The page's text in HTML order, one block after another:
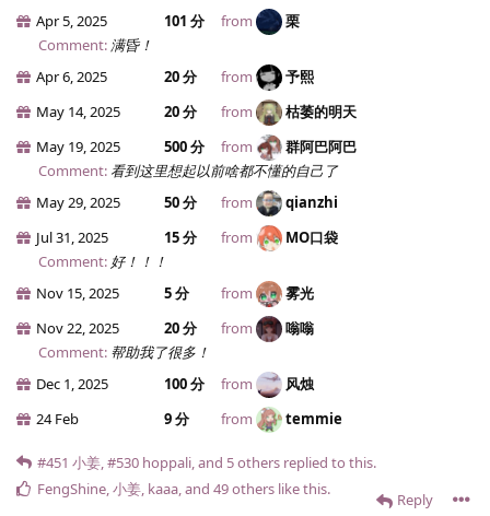
Apr 5, 2025
101 分 from
栗
Comment: 满昏！
Apr 6, 2025
20 分 from
予熙
May 14, 2025
20 分 from
枯萎的明天
May 19, 2025
500 分 from
群阿巴阿巴
Comment: 看到这里想起以前啥都不懂的自己了
May 29, 2025
50 分 from
qianzhi
Jul 31, 2025
15 分 from
MO口袋
Comment: 好！！！
Nov 15, 2025
5 分 from
雾光
Nov 22, 2025
20 分 from
嗡嗡
Comment: 帮助我了很多！
Dec 1, 2025
100 分 from
风烛
24 Feb
9 分 from temmie
Reply
#451 小姜,#530 hoppali, and 5others replied to this.
FengShine,小姜, kaaa, and 49others like this.